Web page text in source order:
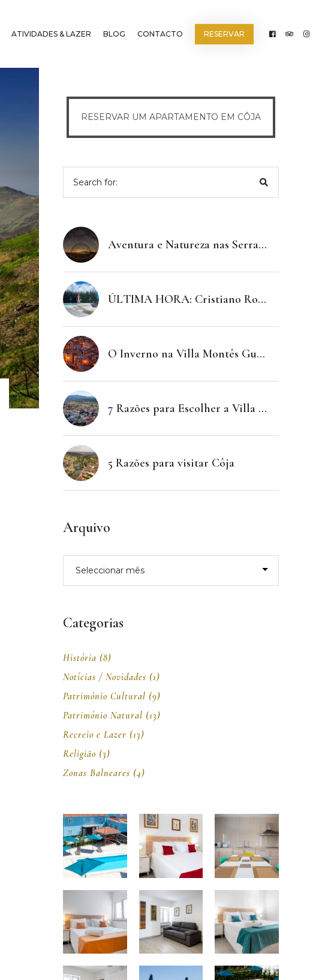
ATIVIDADES & LAZER BLOG CONTACTO RESERVAR
RESERVAR UM APARTAMENTO EM CÔJA
for:
Aventura e Natureza nas Serras: Descubra os Tesouros Perto da Villa Montês
ÚLTIMA HORA: Cristiano Ronaldo Visita Secretamente a Villa Montês Guesthouse e Fica Fascinado pela Cascata da Fraga da Pena!
O Inverno na Villa Montês Guesthouse: 6 Razões para uma Estadia Memorável
7 Razões para Escolher a Villa Montês Guesthouse Durante Todo o Ano
5 Razões para visitar Côja
Arquivo
Categorias
História (8)
Notícias / Novidades (1)
Património Cultural (9)
Património Natural (13)
Recreio e Lazer (13)
Religião (3)
Zonas Balneares (4)